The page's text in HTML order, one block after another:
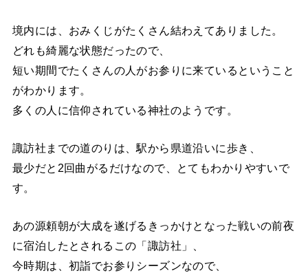
境内には、おみくじがたくさん結わえてありました。
どれも綺麗な状態だったので、
短い期間でたくさんの人がお参りに来ているということ
がわかります。
多くの人に信仰されている神社のようです。
諏訪社までの道のりは、駅から県道沿いに歩き、
最少だと2回曲がるだけなので、とてもわかりやすいで
す。
あの源頼朝が大成を遂げるきっかけとなった戦いの前夜
に宿泊したとされるこの「諏訪社」、
今時期は、初詣でお参りシーズンなので、